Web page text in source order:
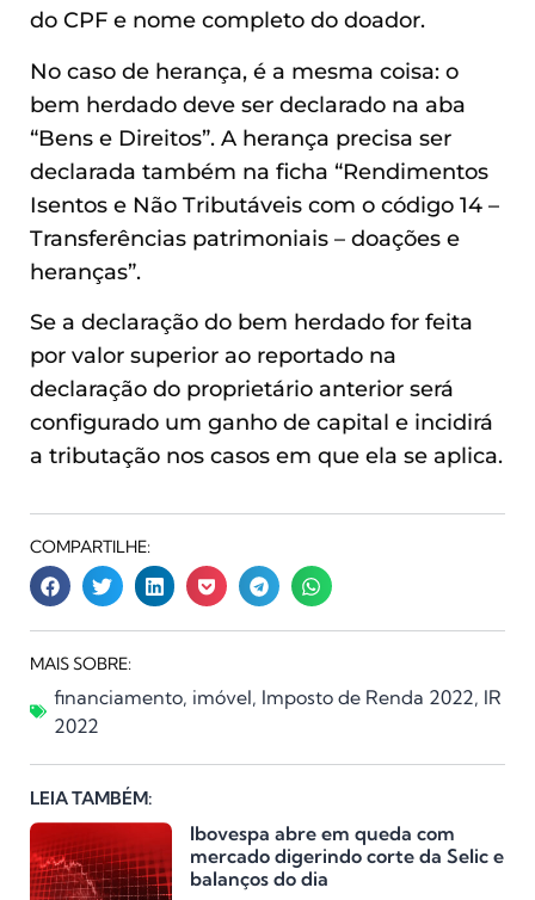
do CPF e nome completo do doador.
No caso de herança, é a mesma coisa: o
bem herdado deve ser declarado na aba
“Bens e Direitos”. A herança precisa ser
declarada também na ficha “Rendimentos
Isentos e Não Tributáveis com o código 14 –
Transferências patrimoniais – doações e
heranças”.
Se a declaração do bem herdado for feita
por valor superior ao reportado na
declaração do proprietário anterior será
configurado um ganho de capital e incidirá
a tributação nos casos em que ela se aplica.
COMPARTILHE:
MAIS SOBRE:
financiamento, imóvel, Imposto de Renda 2022, IR
2022
LEIA TAMBÉM:
Ibovespa abre em queda com
mercado digerindo corte da Selic e
balanços do dia